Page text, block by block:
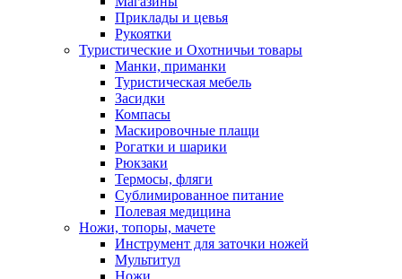
Приклады и цевья
Рукоятки
Туристические и Охотничьи товары
Манки, приманки
Туристическая мебель
Засидки
Компасы
Маскировочные плащи
Рогатки и шарики
Рюкзаки
Термосы, фляги
Сублимированное питание
Полевая медицина
Ножи, топоры, мачете
Инструмент для заточки ножей
Мультитул
Ножи